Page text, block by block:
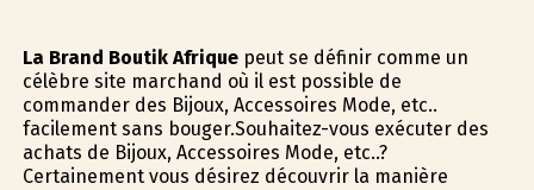
La Brand Boutik Afriquepeut se définir comme un
célèbre site marchand où il est possible de
commander des Bijoux, Accessoires Mode, etc..
facilement sans bouger.Souhaitez-vous exécuter des
achats de Bijoux, Accessoires Mode, etc..?
Certainement vous désirez découvrir la manière